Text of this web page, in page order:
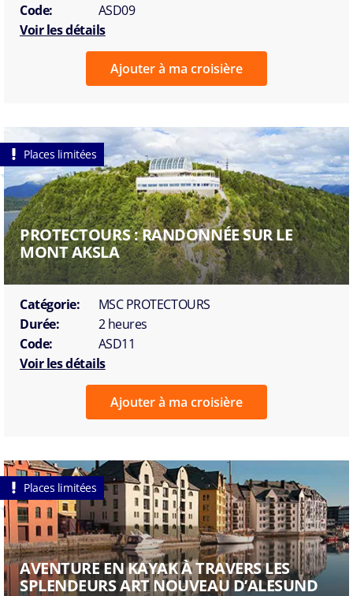
Code:
ASD09
Voir les détails
Ajouter à ma croisière
Places limitées
PROTECTOURS : RANDONNÉE SUR LE
MONT AKSLA
Catégorie:
MSC PROTECTOURS
Durée:
2 heures
Code:
ASD11
Voir les détails
Ajouter à ma croisière
Places limitées
AVENTURE EN KAYAK À TRAVERS LES
SPLENDEURS ART NOUVEAU D’ALESUND